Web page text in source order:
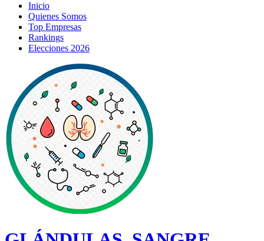
Inicio
Quienes Somos
Top Empresas
Rankings
Elecciones 2026